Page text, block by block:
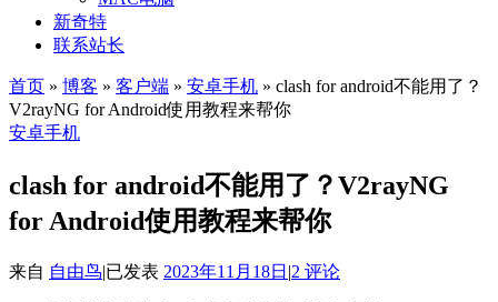
新奇特
联系站长
首页 » 博客 » 客户端 » 安卓手机 » clash for android不能用了？
V2rayNG for Android使用教程来帮你
安卓手机
clash for android不能用了？V2rayNG
for Android使用教程来帮你
来自 自由鸟|已发表 2023年11月18日 |2 评论